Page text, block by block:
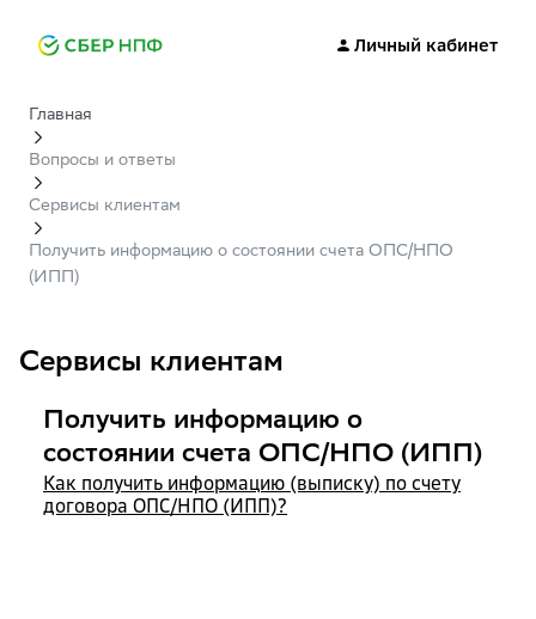
Личный кабинет
Главная
Вопросы и ответы
Сервисы клиентам
Получить информацию о состоянии счета ОПС/НПО
(ИПП)
Сервисы клиентам
Получить информацию о
состоянии счета ОПС/НПО (ИПП)
Как получить информацию (выписку) по счету
договора ОПС/НПО (ИПП)?